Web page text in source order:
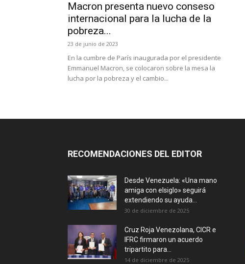
Macron presenta nuevo conseso
internacional para la lucha de la
pobreza...
23 de junio de 2023
En la cumbre de París inaugurada por el presidente
Emmanuel Macron, se colocaron sobre la mesa la
lucha por la pobreza y el cambio...
RECOMENDACIONES DEL EDITOR
Desde Venezuela: «Una mano
amiga con elsiglo» seguirá
extendiendo su ayuda...
30 de diciembre de 2025
Cruz Roja Venezolana, CICR e
IFRC firmaron un acuerdo
tripartito para...
14 de diciembre de 2025